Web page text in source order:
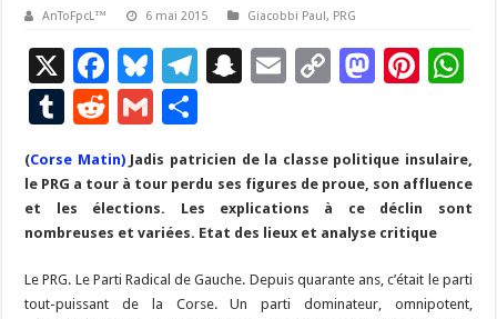
AnToFpcL™ 6 mai 2015 Giacobbi Paul, PRG
X
F
ac
e
b
o
o
k
Bl
u
es
ky
T
gr
a
m
S
p
c
h
at
E
l
C
y
Li
n
k
M
d
o
n
Pi
es
t
p
T
m
bl
r
R
e
d
di
t
G
m
ai
l
ar
ta
g
er
(Corse Matin)Jadis patricien de la classe politique insulaire,
le PRG a tour à tour perdu ses figures de proue, son affluence
et les élections. Les explications à ce déclin sont
nombreuses et variées. Etat des lieux et analyse critique
Le PRG. Le Parti Radical de Gauche. Depuis quarante ans, c’était le parti
tout-puissant de la Corse. Un parti dominateur, omnipotent,